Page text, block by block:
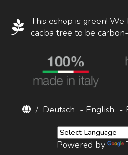
This eshop is green! We
caoba tree to be
/ Deutsch - English -
Powered by